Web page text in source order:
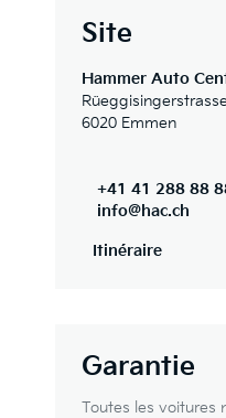
Site
Hammer Auto
6020 Emmen
+41 41 288 88
info@hac.ch
Itinéraire
Garantie
Toutes les voitures